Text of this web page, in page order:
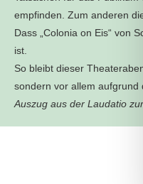
empfinden. Zum anderen
Dass „Colonia on Eis“ von
ist.
So bleibt dieser
sondern vor allem aufgrund
Auszug aus der Laudatio